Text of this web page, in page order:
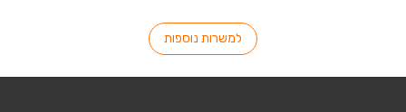
למשרות נוספות